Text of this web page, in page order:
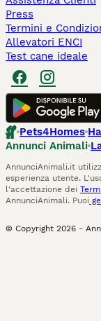
Press
Termini e
Allevatori ENCI
Test cane ideale
Pets4Homes
Annunci Animali
AnnunciAnimali.it
esperienza utente.
l'accettazione dei
AnnunciAnimali. Puoi
© Copyright 2026 -